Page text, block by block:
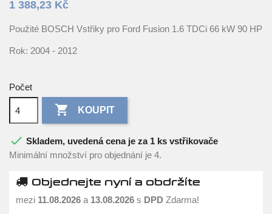
1 388,23 Kč
Použité BOSCH Vstřiky pro Ford Fusion 1.6 TDCi 66 kW 90 HP
Rok: 2004 - 2012
Počet
 KOUPIT
 Skladem, uvedená cena je za 1 ks vstřikovače
Minimální množství pro objednání je 4.
Objednejte nyní a obdržíte
mezi 11.08.2026 a 13.08.2026 s DPD Zdarma!